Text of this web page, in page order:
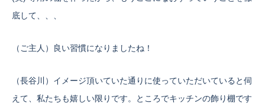
底して、、、
（ご主人）良い習慣になりましたね！
（長谷川）イメージ頂いていた通りに使っていただいていると伺
えて、私たちも嬉しい限りです。ところでキッチンの飾り棚です